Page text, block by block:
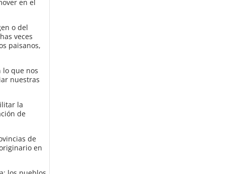
en el
o del
veces
paisanos,
lo que nos
nuestras
la
de
de
en